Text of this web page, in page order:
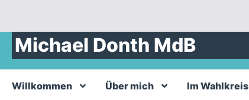
Michael Donth MdB
Willkommen Über mich Im Wahlkreis